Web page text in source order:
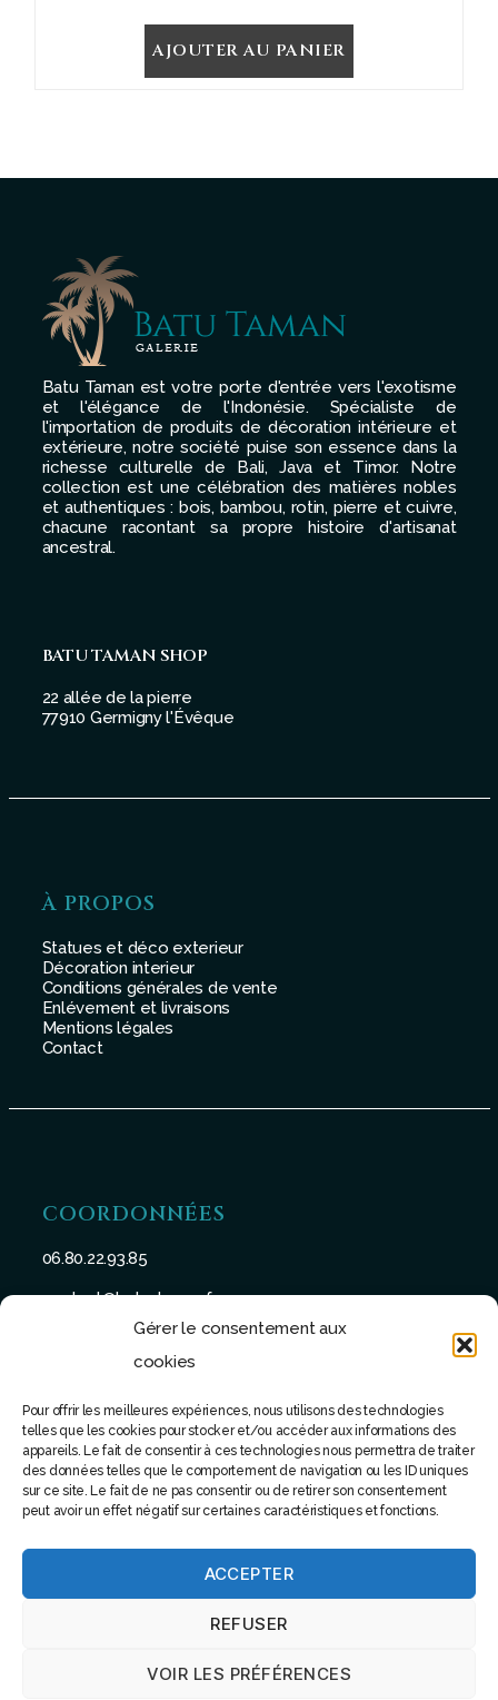
Gérer le consentement aux
cookies
Pour offrir les meilleures expériences, nous utilisons des technologies
telles que les cookies pour stocker et/ou accéder aux informations des
appareils. Le fait de consentir à ces technologies nous permettra de traiter
des données telles que le comportement de navigation ou les ID uniques
sur ce site. Le fait de ne pas consentir ou de retirer son consentement
peut avoir un effet négatif sur certaines caractéristiques et fonctions.
ACCEPTER
REFUSER
VOIR LES PRÉFÉRENCES
AJOUTER AU PANIER
Batu Taman est votre porte d'entrée vers l'exotisme
et l'élégance de l'Indonésie. Spécialiste de
l'importation de produits de décoration intérieure et
extérieure, notre société puise son essence dans la
richesse culturelle de Bali, Java et Timor. Notre
collection est une célébration des matières nobles
et authentiques : bois, bambou, rotin, pierre et cuivre,
chacune racontant sa propre histoire d'artisanat
ancestral.
BATU TAMAN SHOP
22 allée de la pierre
77910 Germigny l'Évêque
À PROPOS
Statues et déco exterieur
Décoration interieur
Conditions générales de vente
Enlévement et livraisons
Mentions légales
Contact
COORDONNÉES
06.80.22.93.85
contact@batu-taman.fr
SUIVEZ-NOUS
© 2022 - Tous droits réservés - Site réalisé par Software